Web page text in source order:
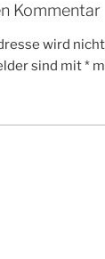
Kommentar
wird
sind mit*